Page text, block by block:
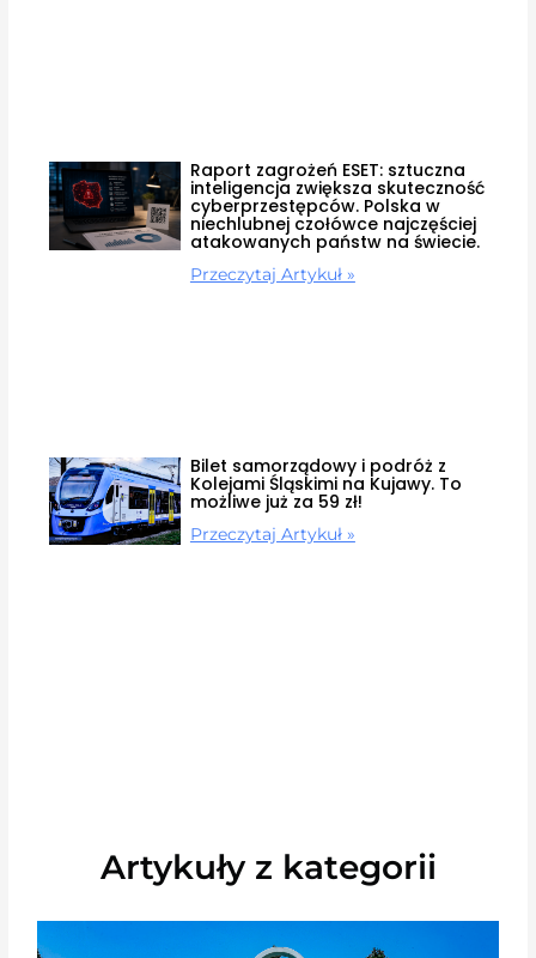
Raport zagrożeń ESET: sztuczna
inteligencja zwiększa skuteczność
cyberprzestępców. Polska w
niechlubnej czołówce najczęściej
atakowanych państw na świecie.
Przeczytaj Artykuł »
Bilet samorządowy i podróż z
Kolejami Śląskimi na Kujawy. To
możliwe już za 59 zł!
Przeczytaj Artykuł »
Artykuły z kategorii